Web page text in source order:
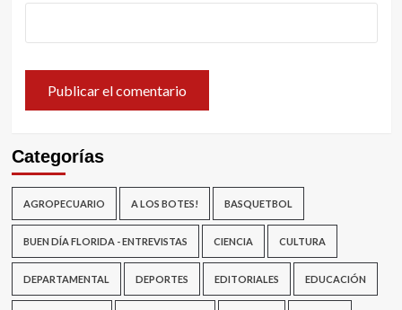
Categorías
AGROPECUARIO A LOS BOTES! BASQUETBOL
BUEN DÍA FLORIDA - ENTREVISTAS CIENCIA CULTURA
DEPARTAMENTAL DEPORTES EDITORIALES EDUCACIÓN